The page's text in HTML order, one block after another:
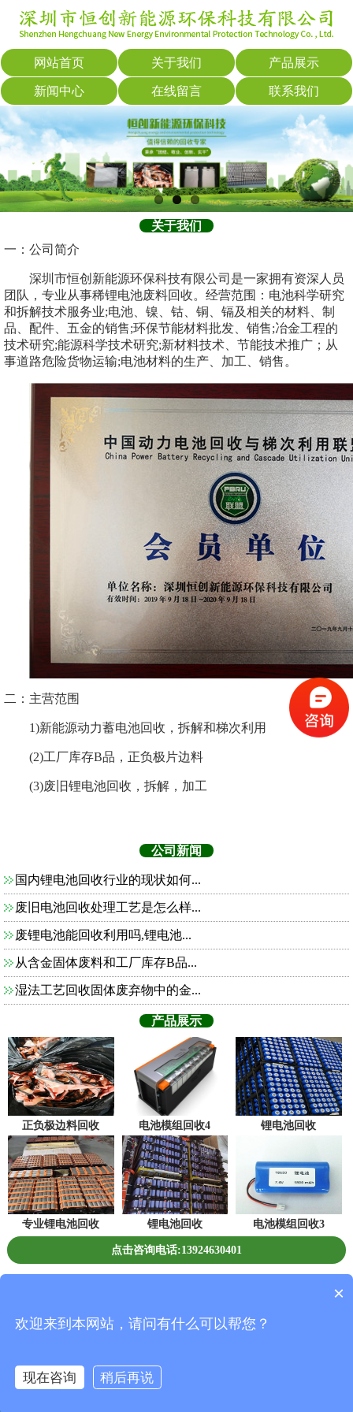
网站首页 关于我们 产品展示
新闻中心 在线留言 联系我们
关于我们
一：公司简介
深圳市恒创新能源环保科技有限公司是一家拥有资深人员
团队，专业从事稀锂电池废料回收。经营范围：电池科学研究
和拆解技术服务业;电池、镍、钴、铜、镉及相关的材料、制
品、配件、五金的销售;环保节能材料批发、销售;冶金工程的
技术研究;能源科学技术研究;新材料技术、节能技术推广；从
事道路危险货物运输;电池材料的生产、加工、销售。
二：主营范围
1)新能源动力蓄电池回收，拆解和梯次利用
(2)工厂库存B品，正负极片边料
(3)废旧锂电池回收，拆解，加工
公司新闻
国内锂电池回收行业的现状如何...
废旧电池回收处理工艺是怎么样...
废锂电池能回收利用吗,锂电池...
从含金固体废料和工厂库存B品...
湿法工艺回收固体废弃物中的金...
产品展示
正负极边料回收 电池模组回收4 锂电池回收
专业锂电池回收 锂电池回收 电池模组回收3
点击咨询电话:13924630401
粤ICP备19149952号
×
欢迎来到本网站，请问有什么可以帮您？
现在咨询 稍后再说